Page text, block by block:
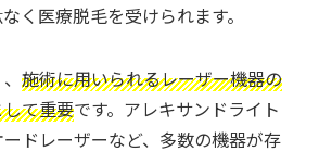
く医療脱毛を受けられます。
施術に用いられるレーザー機器の
て重要です。アレキサンドライト
ドレーザーなど、多数の機器が存